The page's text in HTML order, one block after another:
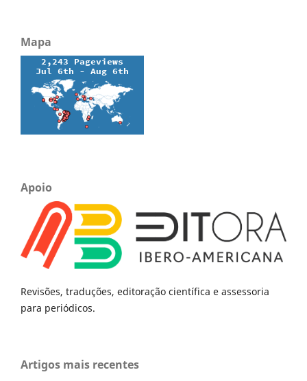
Mapa
Apoio
Revisões, traduções, editoração científica e assessoria
para periódicos.
Artigos mais recentes